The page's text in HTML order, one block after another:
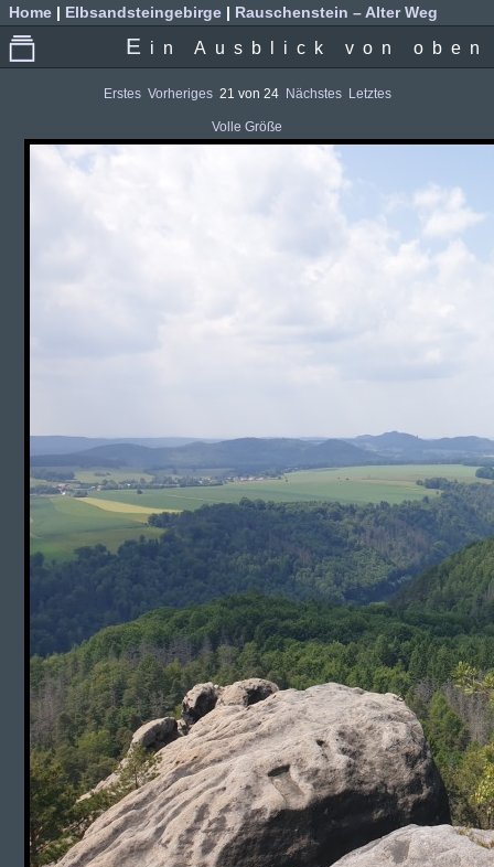
Home Elbsandsteingebirge Rauschenstein – Alter Weg
E in Ausblick von oben
Erstes Vorheriges 21 von 24 Nächstes Letztes
Volle Größe